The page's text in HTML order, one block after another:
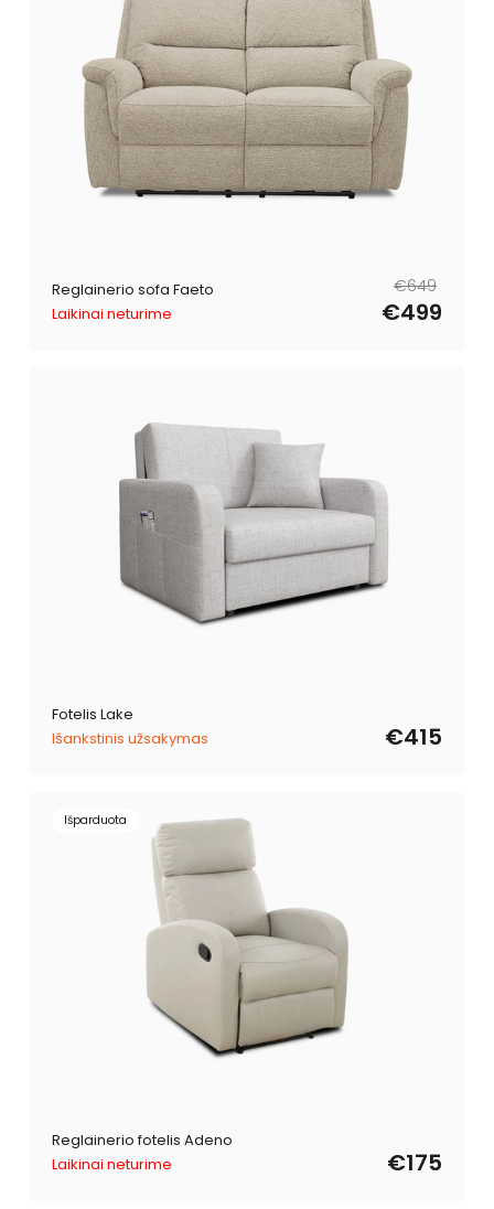
Reglainerio sofa Faeto
Laikinai neturime
Reguliari
kaina
€649
Išpardavimo
kaina€499
Fotelis Lake
Išankstinis užsakymas
€415
Išparduota
Reglainerio fotelis Adeno
Laikinai neturime
€175